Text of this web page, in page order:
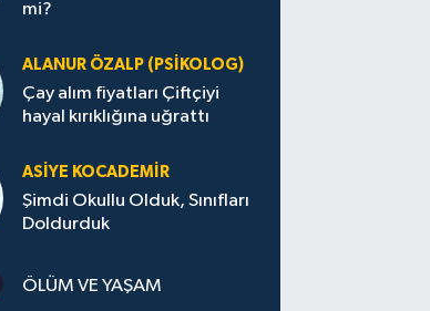
mi?
ALANUR ÖZALP (PSIKOLOG)
Çay alım fiyatları Çiftçiyi
hayal kırıklığına uğrattı
ASIYE KOCADEMİR
Şimdi Okullu Olduk, Sınıfları
Doldurduk
ÖLÜM VE YAŞAM